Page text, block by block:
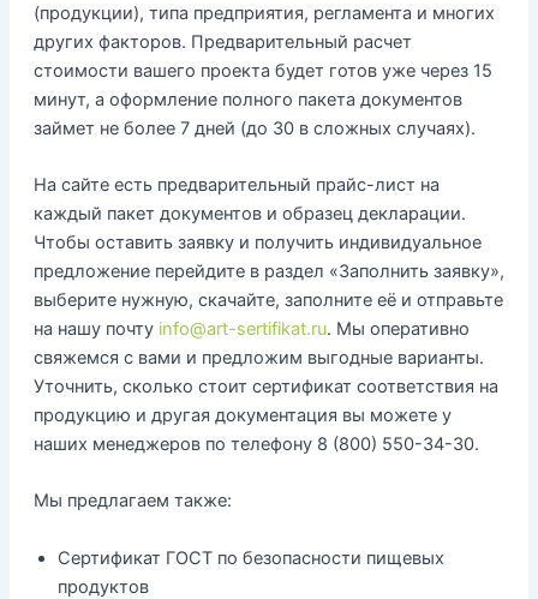
(продукции), типа предприятия, регламента и многих
других факторов. Предварительный расчет
стоимости вашего проекта будет готов уже через 15
минут, а оформление полного пакета документов
займет не более 7 дней (до 30 в сложных случаях).
На сайте есть предварительный прайс-лист на
каждый пакет документов и образец декларации.
Чтобы оставить заявку и получить индивидуальное
предложение перейдите в раздел «Заполнить заявку»,
выберите нужную, скачайте, заполните её и отправьте
на нашу почту info@art-sertifikat.ru. Мы оперативно
свяжемся с вами и предложим выгодные варианты.
Уточнить, сколько стоит сертификат соответствия на
продукцию и другая документация вы можете у
наших менеджеров по телефону 8 (800) 550-34-30.
Мы предлагаем также:
Сертификат ГОСТ по безопасности пищевых
продуктов